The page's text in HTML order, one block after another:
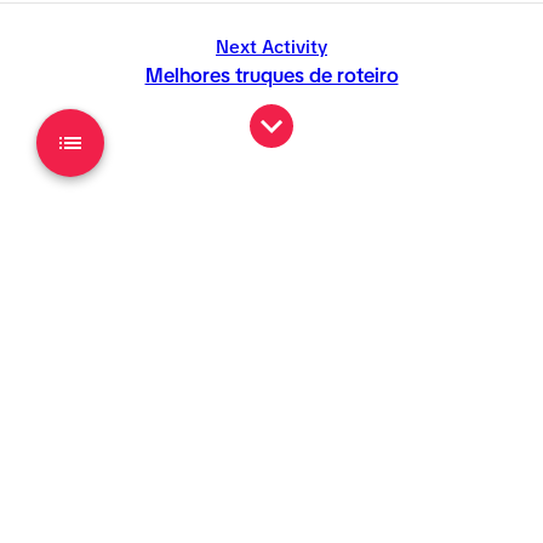
Next Activity
Melhores truques de roteiro